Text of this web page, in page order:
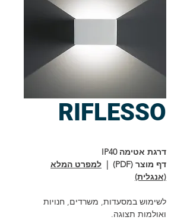
RIFLESSO
דרגת אטימה IP40
דף מוצר (PDF) |
למפרט המלא
(אנגלית)
לשימוש במסעדות, משרדים, חנויות
ואולמות תצוגה.